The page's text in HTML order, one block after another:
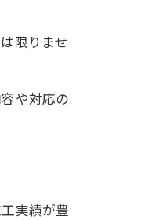
限りませ
や対応の
実績が豊